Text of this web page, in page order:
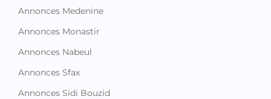
Annonces Medenine
Annonces Monastir
Annonces Nabeul
Annonces Sfax
Annonces Sidi Bouzid